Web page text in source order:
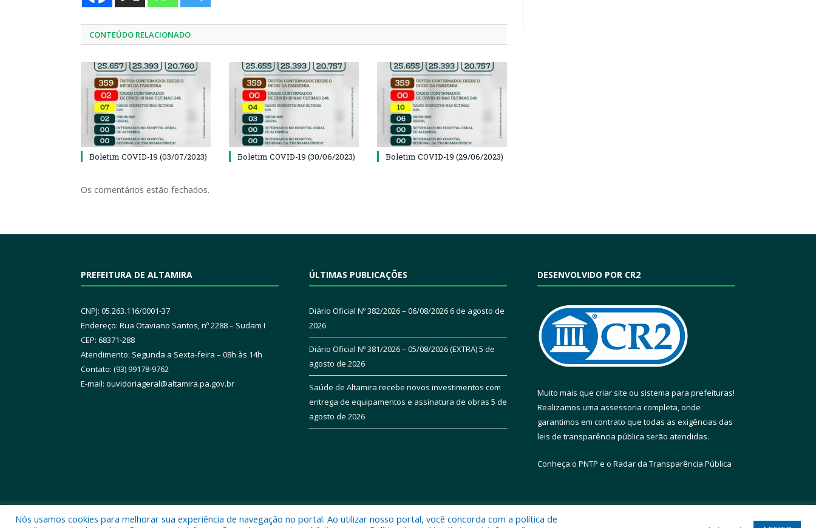
CONTEÚDO RELACIONADO
Boletim COVID-19 (03/07/2023) Boletim COVID-19 (30/06/2023) Boletim COVID-19 (29/06/2023)
Os comentários estão fechados.
PREFEITURA DE ALTAMIRA
CNPJ: 05.263.116/0001-37
Endereço: Rua Otaviano Santos, nº 2288 – Sudam I
CEP: 68371-288
Atendimento: Segunda a Sexta-feira – 08h às 14h
Contato: (93) 99178-9762
E-mail: ouvidoriageral@altamira.pa.gov.br
ÚLTIMAS PUBLICAÇÕES
Diário Oficial Nº 382/2026 – 06/08/20266 de agosto de
2026
Diário Oficial Nº 381/2026 – 05/08/2026 (EXTRA)5 de
agosto de 2026
Saúde de Altamira recebe novos investimentos com
entrega de equipamentos e assinatura de obras 5 de
agosto de 2026
DESENVOLVIDO POR CR2
Muito mais que criar site ou sistema para prefeituras!
Realizamos uma assessoria completa, onde
garantimos em contrato que todas as exigências das
leis de transparência pública serão atendidas.
Conheça o PNTP e o Radar da Transparência Pública
Nós usamos cookies para melhorar sua experiência de navegação no portal. Ao utilizar nosso portal, você concorda com a política de